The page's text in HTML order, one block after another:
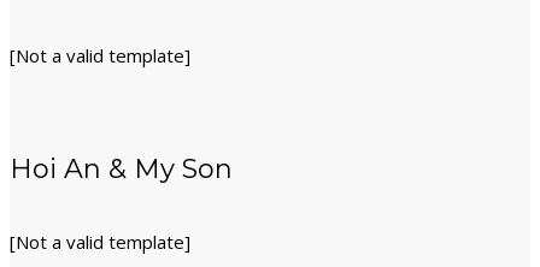
[Not a valid template]
Hoi An & My Son
[Not a valid template]